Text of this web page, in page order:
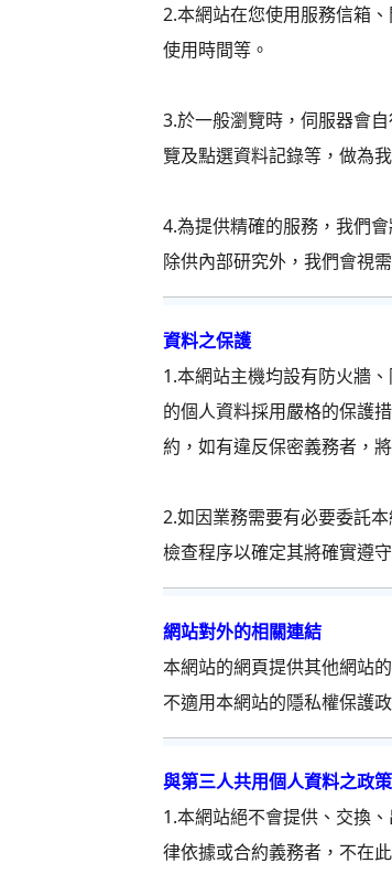
2.本網站在您使用服務信箱
使用時間等。
3.於一般瀏覽時，伺服器會
覽及點選資料記錄等，做為
4.為提供精確的服務，我們
除供內部研究外，我們會視
資料之保護
1.本網站主機均設有防火牆
的個人資料採用嚴格的保護
約，如有違反保密義務者，
2.如因業務需要有必要委託
檢查程序以確定其將確實遵守
網站對外的相關連結
本網站的網頁提供其他網站
不適用本網站的隱私權保
與第三人共用個人資料之政策
1.本網站絕不會提供、交換
律依據或合約義務者，不在此